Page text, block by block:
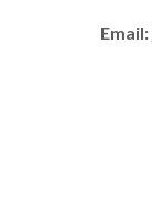
Email: